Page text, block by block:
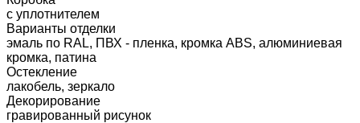
с уплотнителем
Варианты отделки
эмаль по RAL, ПВХ - пленка, кромка ABS, алюминиевая
кромка, патина
Остекление
лакобель, зеркало
Декорирование
гравированный рисунок